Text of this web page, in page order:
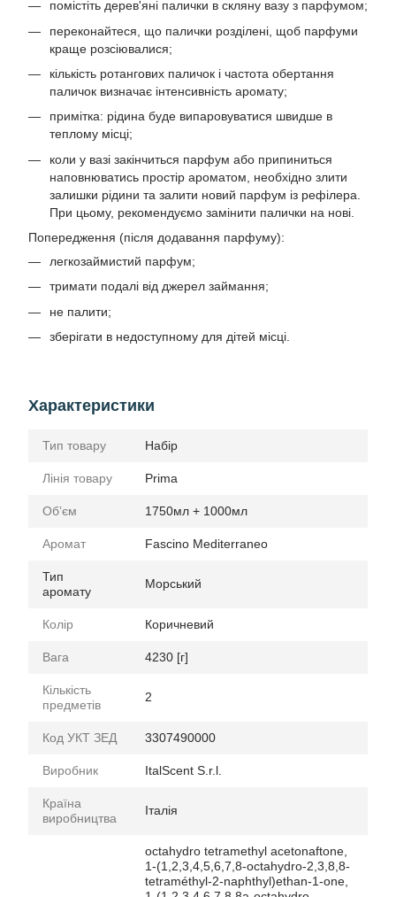
помістіть дерев'яні палички в скляну вазу з парфумом;
переконайтеся, що палички розділені, щоб парфуми
краще розсіювалися;
кількість ротангових паличок і частота обертання
паличок визначає інтенсивність аромату;
примітка: рідина буде випаровуватися швидше в
теплому місці;
коли у вазі закінчиться парфум або припиниться
наповнюватись простір ароматом, необхідно злити
залишки рідини та залити новий парфум із рефілера.
При цьому, рекомендуємо замінити палички на нові.
Попередження (після додавання парфуму):
легкозаймистий парфум;
тримати подалі від джерел займання;
не палити;
зберігати в недоступному для дітей місці.
Характеристики
Тип товару Набір
Лінія товару Prima
Обʼєм 1750мл + 1000мл
Аромат Fascino Mediterraneo
Тип
аромату
Морський
Колір Коричневий
Вага 4230 [г]
Кількість
предметів
2
Код УКТ ЗЕД 3307490000
Виробник ItalScent S.r.l.
Країна
виробництва
Італія
octahydro tetramethyl acetonaftone,
1-(1,2,3,4,5,6,7,8-octahydro-2,3,8,8-
tetraméthyl-2-naphthyl)ethan-1-one,